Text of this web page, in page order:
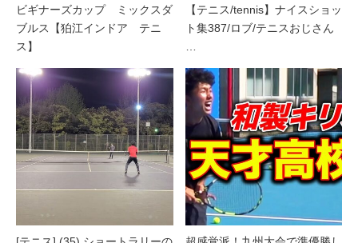
ビギナーズカップ ミックスダ
ブルス【狛江インドア テニ
ス】
【テニス/tennis】ナイスショッ
ト集387/ロブ/テニスおじさん
…